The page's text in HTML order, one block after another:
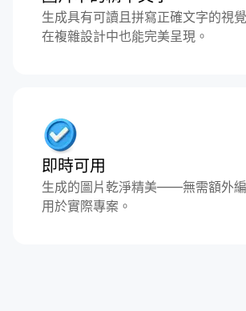
生成具有可讀且拼寫正確文字的視
在複雜設計中也能完美呈現。
即時可用
生成的圖片乾淨精美——無需額外
用於實際專案。